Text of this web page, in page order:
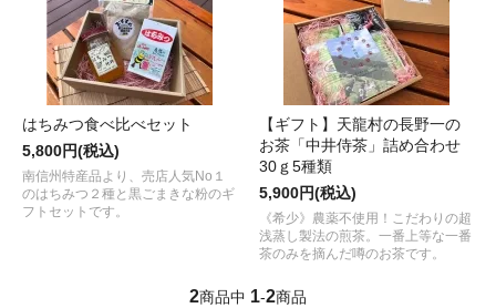
はちみつ食べ比べセット
5,800円(税込)
南信州特産品より、売店人気No１
のはちみつ２種と黒ごまきな粉のギ
フトセットです。
【ギフト】天龍村の長野一の
お茶「中井侍茶」詰め合わせ
30ｇ5種類
5,900円(税込)
《希少》農薬不使用！こだわりの超
浅蒸し製法の煎茶。一番上等な一番
茶のみを摘んだ噂のお茶です。
2商品中 1-2商品